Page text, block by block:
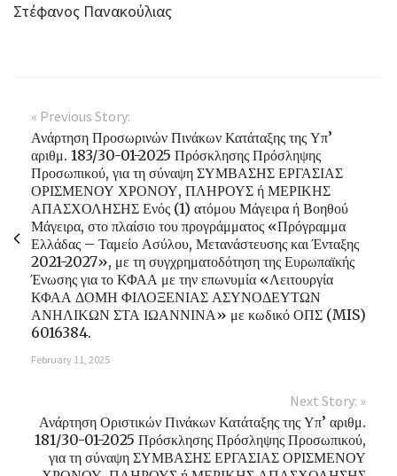
Στέφανος Πανακούλιας
« Previous Story:
Ανάρτηση Προσωρινών Πινάκων Κατάταξης της Υπ’
αριθμ. 183/30-01-2025 Πρόσκλησης Πρόσληψης
Προσωπικού, για τη σύναψη ΣΥΜΒΑΣΗΣ ΕΡΓΑΣΙΑΣ
ΟΡΙΣΜΕΝΟΥ ΧΡΟΝΟΥ, ΠΛΗΡΟΥΣ ή ΜΕΡΙΚΗΣ
ΑΠΑΣΧΟΛΗΣΗΣ Ενός (1) ατόμου Μάγειρα ή Βοηθού
Μάγειρα, στο πλαίσιο του προγράμματος «Πρόγραμμα
Ελλάδας – Ταμείο Ασύλου, Μετανάστευσης και Ένταξης
2021-2027», με τη συγχρηματοδότηση της Ευρωπαϊκής
Ένωσης για το ΚΦΑΑ με την επωνυμία «Λειτουργία
ΚΦΑΑ ΔΟΜΗ ΦΙΛΟΞΕΝΙΑΣ ΑΣΥΝΟΔΕΥΤΩΝ
ΑΝΗΛΙΚΩΝ ΣΤΑ ΙΩΑΝΝΙΝΑ» με κωδικό ΟΠΣ (MIS)
6016384.
February 11, 2025
Next Story: »
Ανάρτηση Οριστικών Πινάκων Κατάταξης της Υπ’ αριθμ.
181/30-01-2025 Πρόσκλησης Πρόσληψης Προσωπικού,
για τη σύναψη ΣΥΜΒΑΣΗΣ ΕΡΓΑΣΙΑΣ ΟΡΙΣΜΕΝΟΥ